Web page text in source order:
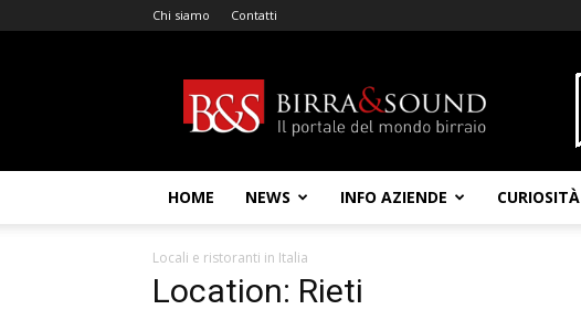
Chi siamo Contatti
&
Sound
HOME NEWS INFO AZIENDE CURIOSITÀ
Locali e ristoranti in Italia
Location: Rieti